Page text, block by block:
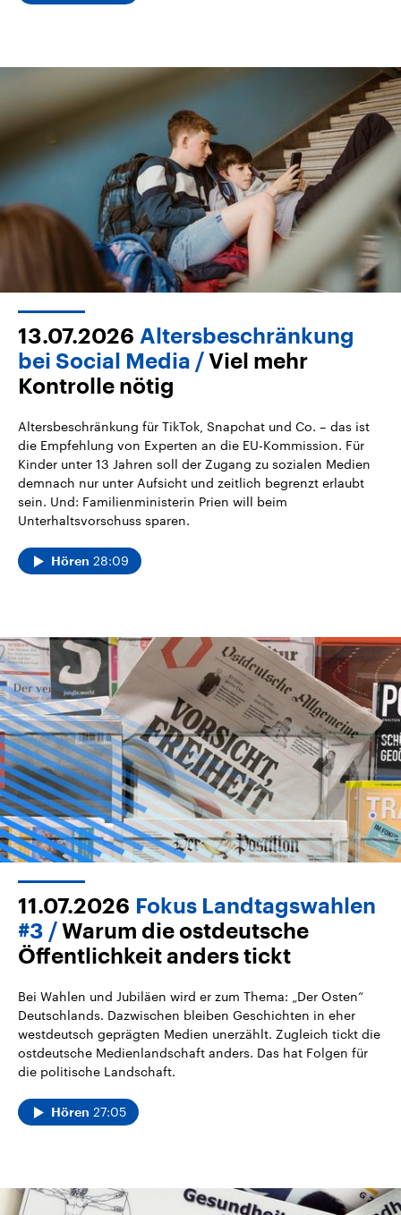
13.07.2026 Altersbeschränkung
bei Social Media
Viel mehr
Kontrolle nötig
Altersbeschränkung für TikTok, Snapchat und Co. – das ist
die Empfehlung von Experten an die EU-Kommission. Für
Kinder unter 13 Jahren soll der Zugang zu sozialen Medien
demnach nur unter Aufsicht und zeitlich begrenzt erlaubt
sein. Und: Familienministerin Prien will beim
Unterhaltsvorschuss sparen.
Hören 28:09
11.07.2026 Fokus Landtagswahlen
#3
Warum die ostdeutsche
Öffentlichkeit anders tickt
Bei Wahlen und Jubiläen wird er zum Thema: „Der Osten“
Deutschlands. Dazwischen bleiben Geschichten in eher
westdeutsch geprägten Medien unerzählt. Zugleich tickt die
ostdeutsche Medienlandschaft anders. Das hat Folgen für
die politische Landschaft.
Hören 27:05